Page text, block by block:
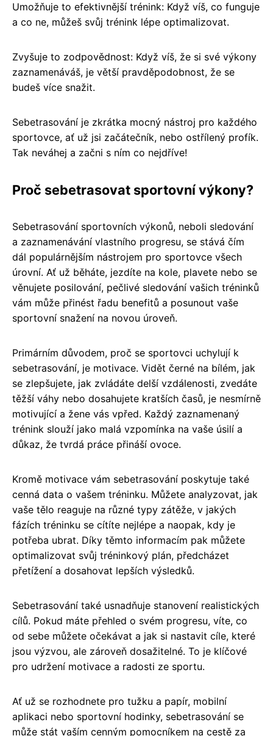
Umožňuje to efektivnější trénink: Když víš, co funguje
a co ne, můžeš svůj trénink lépe optimalizovat.
Zvyšuje to zodpovědnost: Když víš, že si své výkony
zaznamenáváš, je větší pravděpodobnost, že se
budeš více snažit.
Sebetrasování je zkrátka mocný nástroj pro každého
sportovce, ať už jsi začátečník, nebo ostřílený profík.
Tak neváhej a začni s ním co nejdříve!
Proč sebetrasovat sportovní výkony?
Sebetrasování sportovních výkonů, neboli sledování
a zaznamenávání vlastního progresu, se stává čím
dál populárnějším nástrojem pro sportovce všech
úrovní. Ať už běháte, jezdíte na kole, plavete nebo se
věnujete posilování, pečlivé sledování vašich tréninků
vám může přinést řadu benefitů a posunout vaše
sportovní snažení na novou úroveň.
Primárním důvodem, proč se sportovci uchylují k
sebetrasování, je motivace. Vidět černé na bílém, jak
se zlepšujete, jak zvládáte delší vzdálenosti, zvedáte
těžší váhy nebo dosahujete kratších časů, je nesmírně
motivující a žene vás vpřed. Každý zaznamenaný
trénink slouží jako malá vzpomínka na vaše úsilí a
důkaz, že tvrdá práce přináší ovoce.
Kromě motivace vám sebetrasování poskytuje také
cenná data o vašem tréninku. Můžete analyzovat, jak
vaše tělo reaguje na různé typy zátěže, v jakých
fázích tréninku se cítíte nejlépe a naopak, kdy je
potřeba ubrat. Díky těmto informacím pak můžete
optimalizovat svůj tréninkový plán, předcházet
přetížení a dosahovat lepších výsledků.
Sebetrasování také usnadňuje stanovení realistických
cílů. Pokud máte přehled o svém progresu, víte, co
od sebe můžete očekávat a jak si nastavit cíle, které
jsou výzvou, ale zároveň dosažitelné. To je klíčové
pro udržení motivace a radosti ze sportu.
Ať už se rozhodnete pro tužku a papír, mobilní
aplikaci nebo sportovní hodinky, sebetrasování se
může stát vaším cenným pomocníkem na cestě za